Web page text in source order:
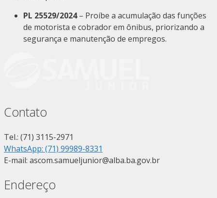
PL 25529/2024– Proíbe a acumulação das funções
de motorista e cobrador em ônibus, priorizando a
segurança e manutenção de empregos.
Contato
Tel.: (71) 3115-2971
WhatsApp: (71) 99989-8331
E-mail: ascom.samueljunior@alba.ba.gov.br
Endereço